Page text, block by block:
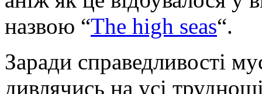
назвою “The high seas“.
Заради справедливості
дивлячись на усі